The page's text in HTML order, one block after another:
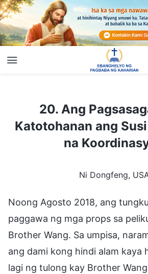
20. Ang
Katotohanan ang
na
Ni Dongfeng,
Noong Agosto 2018, ang
paggawa ng mga props sa
Brother Wang. Sa umpisa,
ang dami kong hindi alam kaya
lagi ng tulong kay Brother